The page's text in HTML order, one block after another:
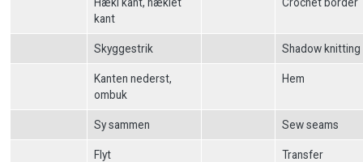
kant
Skyggestrik Shadow knitting
Kanten nederst,
ombuk
Hem
Sy sammen Sew seams
Flyt Transfer